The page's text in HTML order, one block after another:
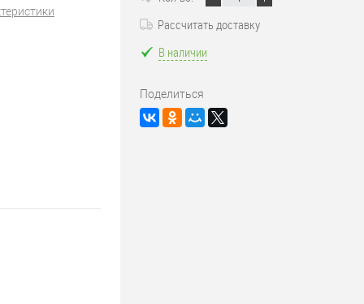
Рассчитать доставку
В наличии
Поделиться